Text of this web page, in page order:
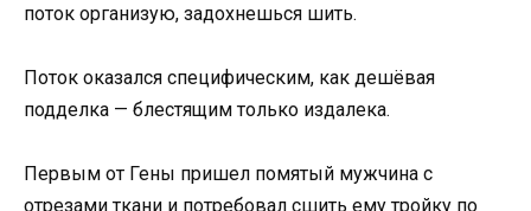
поток организую, задохнешься шить.
Поток оказался специфическим, как дешёвая
подделка — блестящим только издалека.
Первым от Гены пришел помятый мужчина с
отрезами ткани и потребовал сшить ему тройку по